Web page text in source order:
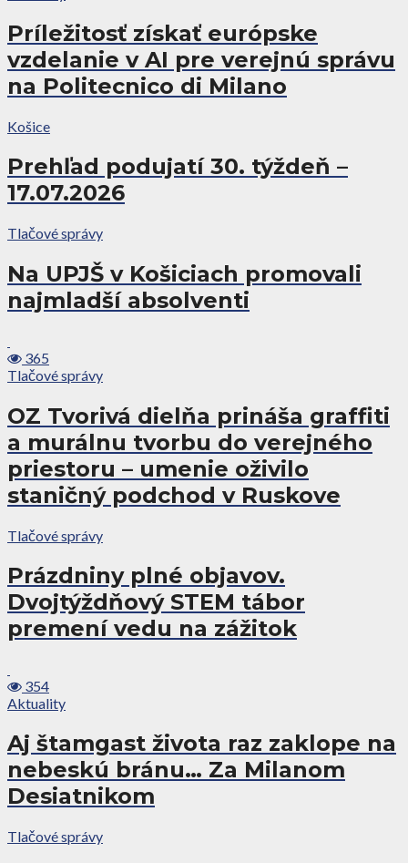
Príležitosť získať európske
vzdelanie v AI pre verejnú správu
na Politecnico di Milano
Košice
Prehľad podujatí 30. týždeň –
17.07.2026
Tlačové správy
Na UPJŠ v Košiciach promovali
najmladší absolventi
365
Tlačové správy
OZ Tvorivá dielňa prináša graffiti
a murálnu tvorbu do verejného
priestoru – umenie oživilo
staničný podchod v Ruskove
Tlačové správy
Prázdniny plné objavov.
Dvojtýždňový STEM tábor
premení vedu na zážitok
354
Aktuality
Aj štamgast života raz zaklope na
nebeskú bránu… Za Milanom
Desiatnikom
Tlačové správy